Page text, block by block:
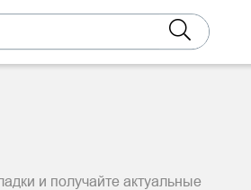
и получайте актуальные